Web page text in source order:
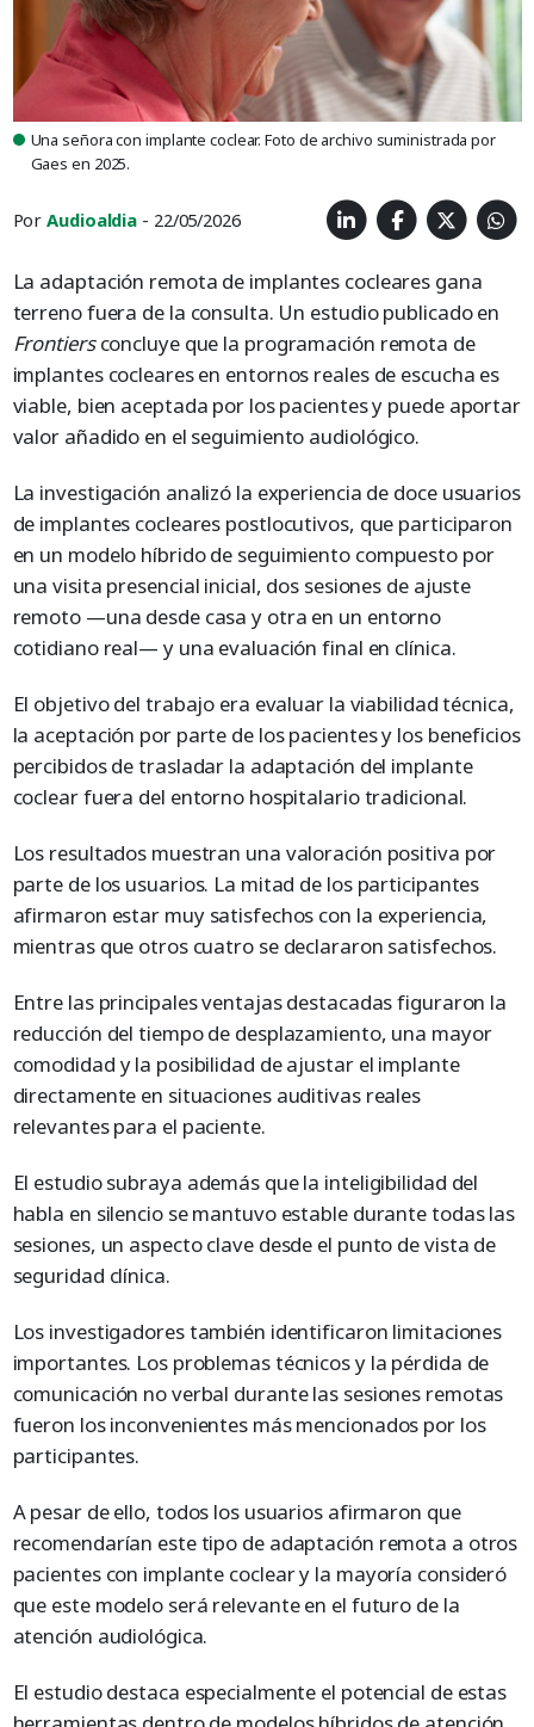
Una señora con implante coclear. Foto de archivo suministrada por
Gaes en 2025.
PorAudioaldia - 22/05/2026
La adaptación remota de implantes cocleares gana
terreno fuera de la consulta. Un estudio publicado en
Frontiersconcluye que la programación remota de
implantes cocleares en entornos reales de escucha es
viable, bien aceptada por los pacientes y puede aportar
valor añadido en el seguimiento audiológico.
La investigación analizó la experiencia de doce usuarios
de implantes cocleares postlocutivos, que participaron
en un modelo híbrido de seguimiento compuesto por
una visita presencial inicial, dos sesiones de ajuste
remoto —una desde casa y otra en un entorno
cotidiano real— y una evaluación final en clínica.
El objetivo del trabajo era evaluar la viabilidad técnica,
la aceptación por parte de los pacientes y los beneficios
percibidos de trasladar la adaptación del implante
coclear fuera del entorno hospitalario tradicional.
Los resultados muestran una valoración positiva por
parte de los usuarios. La mitad de los participantes
afirmaron estar muy satisfechos con la experiencia,
mientras que otros cuatro se declararon satisfechos.
Entre las principales ventajas destacadas figuraron la
reducción del tiempo de desplazamiento, una mayor
comodidad y la posibilidad de ajustar el implante
directamente en situaciones auditivas reales
relevantes para el paciente.
El estudio subraya además que la inteligibilidad del
habla en silencio se mantuvo estable durante todas las
sesiones, un aspecto clave desde el punto de vista de
seguridad clínica.
Los investigadores también identificaron limitaciones
importantes. Los problemas técnicos y la pérdida de
comunicación no verbal durante las sesiones remotas
fueron los inconvenientes más mencionados por los
participantes.
A pesar de ello, todos los usuarios afirmaron que
recomendarían este tipo de adaptación remota a otros
pacientes con implante coclear y la mayoría consideró
que este modelo será relevante en el futuro de la
atención audiológica.
El estudio destaca especialmente el potencial de estas